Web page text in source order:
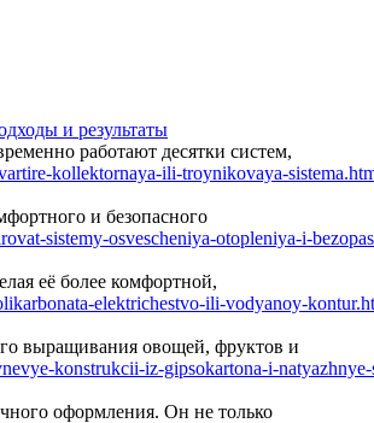
и результаты
работают десятки систем,
и безопасного
её более комфортной,
выращивания овощей, фруктов и
оформления. Он не только